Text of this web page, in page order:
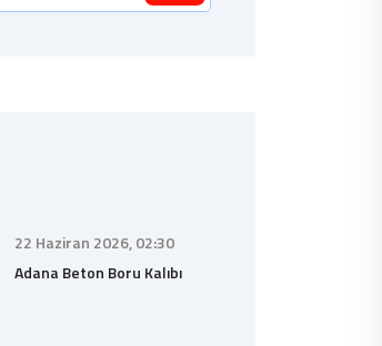
22 Haziran 2026, 02:30
Adana Beton Boru Kalıbı